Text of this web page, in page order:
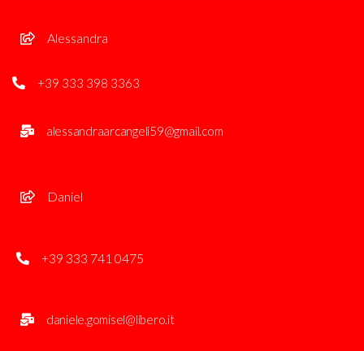
Alessandra
+39 333 398 3363
alessandraarcangeli59@gmail.com
Daniel
+39 333 741 0475
daniele.gomisel@libero.it